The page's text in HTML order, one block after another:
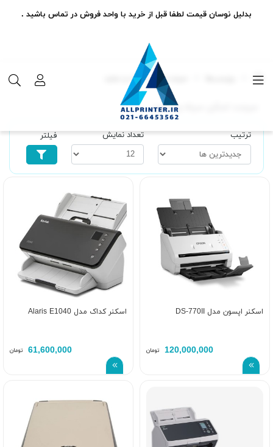
سرعت اسکن سیاه و سفید
سرعت اسکن سیاه و سفید
ترتیب تعداد نمایش فیلتر
اسکنر اپسون مدل DS-770II
120,000,000 تومان
اسکنر کداک مدل Alaris E1040
61,600,000 تومان
بدلیل نوسان قیمت لطفا قبل از خرید با واحد فروش در تماس باشید .